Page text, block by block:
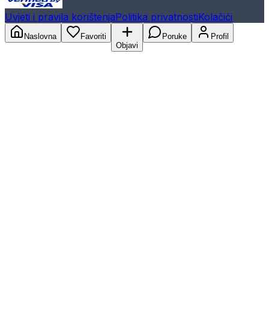
Uvjeti i pravila korištenjaPolitika privatnostiKolačići
Naslovna
Favoriti
Objavi
Poruke Profil